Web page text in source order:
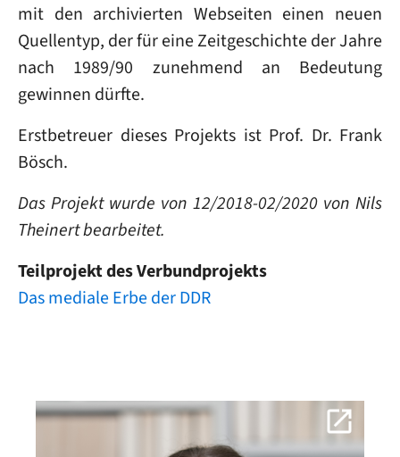
mit den archivierten Webseiten einen neuen
Quellentyp, der für eine Zeitgeschichte der Jahre
nach 1989/90 zunehmend an Bedeutung
gewinnen dürfte.
Erstbetreuer dieses Projekts ist Prof. Dr. Frank
Bösch.
Das Projekt wurde von 12/2018-02/2020 von Nils
Theinert bearbeitet.
Teilprojekt des Verbundprojekts
Das mediale Erbe der DDR